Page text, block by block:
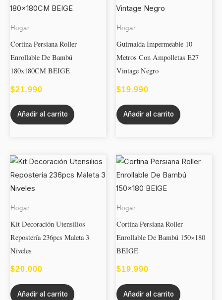
Hogar
Cortina Persiana Roller
Enrollable De Bambú
180x180CM BEIGE
$21.990
Añadir al carrito
Hogar
Guirnalda Impermeable 10
Metros Con Ampolletas E27
Vintage Negro
$19.990
Añadir al carrito
Hogar
Kit Decoración Utensilios
Repostería 236pcs Maleta 3
Niveles
$20.000
Añadir al carrito
Hogar
Cortina Persiana Roller
Enrollable De Bambú 150×180
BEIGE
$19.990
Añadir al carrito